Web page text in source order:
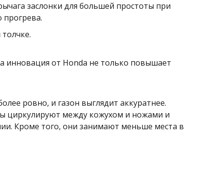
заслонки для большей простоты при
прогрева.
инновация от Honda не только повышает
ровно, и газон выглядит аккуратнее.
циркулируют между кожухом и ножами и
Кроме того, они занимают меньше места в